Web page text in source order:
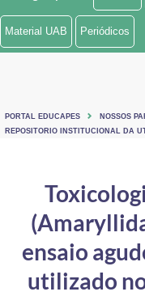
Ministério de Minas e Energia
Ministério do Turismo
Controladoria-Geral da União
Ministério da Mulher, da Família
Secretaria-Geral
Material UAB Periódicos
PORTAL EDUCAPES
NOSSOS
REPOSITORIO INSTITUCIONAL DA
ensaio
utilizado